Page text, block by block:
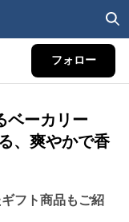
フォロー
ベーカリー
、爽やかで香
フト商品もご紹